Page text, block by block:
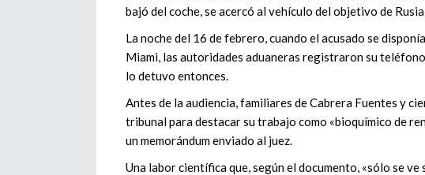
bajó del coche, se acercó al vehículo del objetivo de
La noche del 16 de febrero, cuando el acusado se
Miami, las autoridades aduaneras registraron su
lo detuvo entonces.
Antes de la audiencia, familiares de Cabrera Fuentes y
tribunal para destacar su trabajo como «bioquímico de
un memorándum enviado al juez.
Una labor científica que, según el documento, «sólo se